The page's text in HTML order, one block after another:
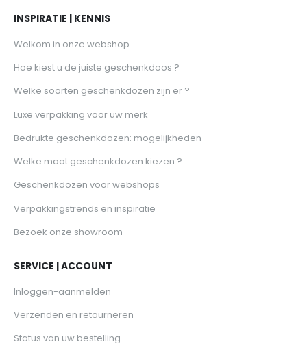
INSPIRATIE | KENNIS
Welkom in onze webshop
Hoe kiest u de juiste geschenkdoos ?
Welke soorten geschenkdozen zijn er ?
Luxe verpakking voor uw merk
Bedrukte geschenkdozen: mogelijkheden
Welke maat geschenkdozen kiezen ?
Geschenkdozen voor webshops
Verpakkingstrends en inspiratie
Bezoek onze showroom
SERVICE | ACCOUNT
Inloggen-aanmelden
Verzenden en retourneren
Status van uw bestelling